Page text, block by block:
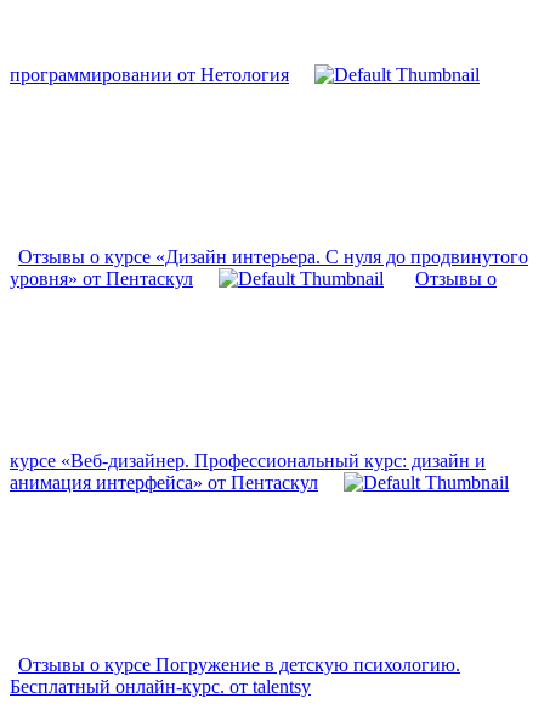
программировании от Нетология
Отзывы о курсе «Дизайн интерьера. С нуля до продвинутого
уровня» от Пентаскул
Отзывы о
курсе «Веб-дизайнер. Профессиональный курс: дизайн и
анимация интерфейса» от Пентаскул
Отзывы о курсе Погружение в детскую психологию.
Бесплатный онлайн-курс. от talentsy